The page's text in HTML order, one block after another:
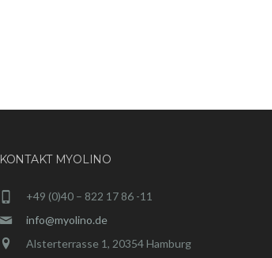
KONTAKT MYOLINO
+49 (0)40 – 822 17 86 -11
info@myolino.de
Alsterterrasse 1, 20354 Hamburg